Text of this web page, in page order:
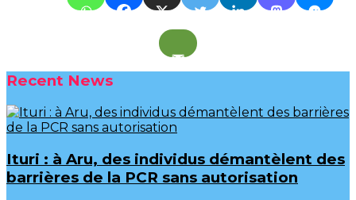
Recent News
Ituri : à Aru, des individus démantèlent des
barrières de la PCR sans autorisation